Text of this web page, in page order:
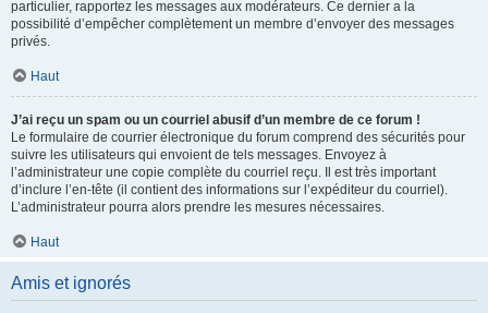
particulier, rapportez les messages aux modérateurs. Ce dernier a la
possibilité d’empêcher complètement un membre d’envoyer des messages
privés.
Haut
J’ai reçu un spam ou un courriel abusif d’un membre de ce forum !
Le formulaire de courrier électronique du forum comprend des sécurités pour
suivre les utilisateurs qui envoient de tels messages. Envoyez à
l’administrateur une copie complète du courriel reçu. Il est très important
d’inclure l’en-tête (il contient des informations sur l’expéditeur du courriel).
L’administrateur pourra alors prendre les mesures nécessaires.
Haut
Amis et ignorés